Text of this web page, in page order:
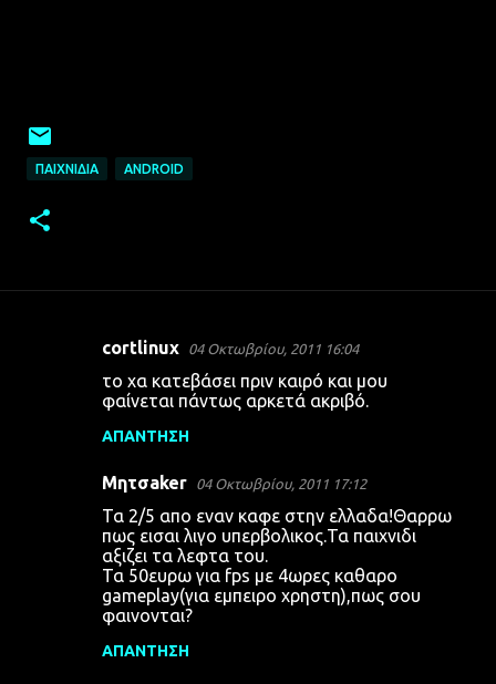
ΠΑΙΧΝΊΔΙΑ ANDROID
cortlinux 04 Οκτωβρίου, 2011 16:04
το χα κατεβάσει πριν καιρό και μου
φαίνεται πάντως αρκετά ακριβό.
ΑΠΆΝΤΗΣΗ
Μητσaker 04 Οκτωβρίου, 2011 17:12
Τα 2/5 απο εναν καφε στην ελλαδα!Θαρρω
πως εισαι λιγο υπερβολικος.Τα παιχνιδι
αξιζει τα λεφτα του.
Τα 50ευρω για fps με 4ωρες καθαρο
gameplay(για εμπειρο χρηστη),πως σου
φαινονται?
ΑΠΆΝΤΗΣΗ